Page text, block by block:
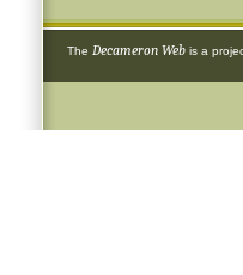
The Decameron Web is a